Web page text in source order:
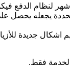
لنظام الدفع
يجعله يحصل
فقط.